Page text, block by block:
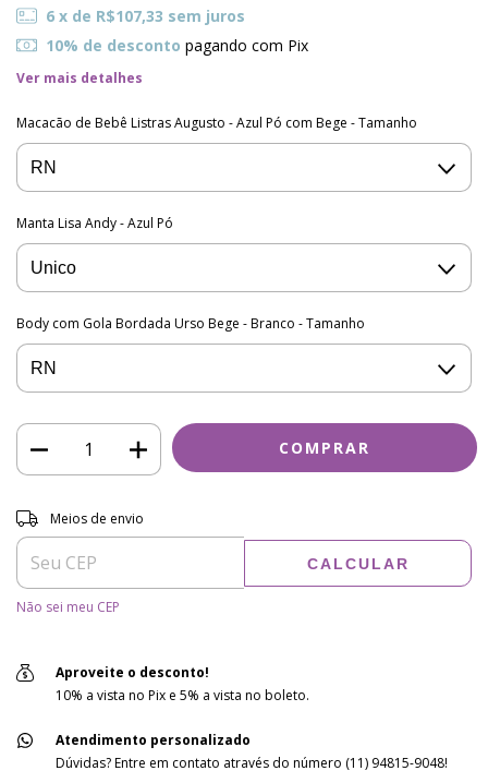
6 x de R$107,33 sem juros
10% de desconto pagando com Pix
Ver mais detalhes
Macacão de Bebê Listras Augusto - Azul Pó com Bege - Tamanho
Manta Lisa Andy - Azul Pó
Body com Gola Bordada Urso Bege - Branco - Tamanho
Entregas para o CEP:
Meios de envio
CALCULAR
Não sei meu CEP
Aproveite o desconto!
10% a vista no Pix e 5% a vista no boleto.
Atendimento personalizado
Dúvidas? Entre em contato através do número (11) 94815-9048!